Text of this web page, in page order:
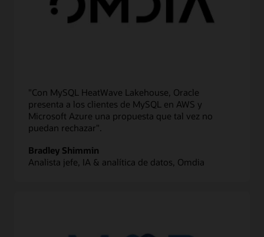
"Con MySQL HeatWave Lakehouse, Oracle
presenta a los clientes de MySQL en AWS y
Microsoft Azure una propuesta que tal vez no
puedan rechazar".
Bradley Shimmin
Analista jefe, IA & analítica de datos, Omdia